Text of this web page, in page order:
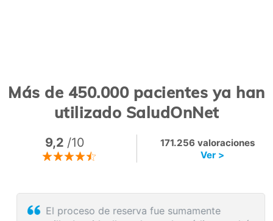
Más de 450.000 pacientes ya han
utilizado SaludOnNet
9,2 /10
171.256 valoraciones
Ver >
El proceso de reserva fue sumamente